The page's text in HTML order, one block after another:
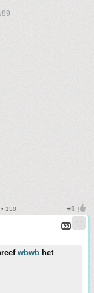
150
wbwb het